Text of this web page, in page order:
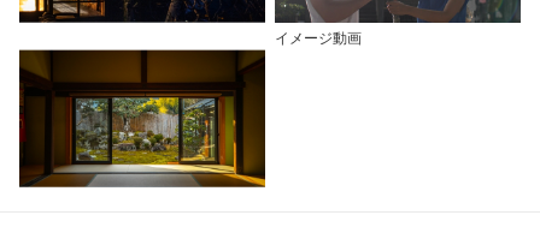
イメージ動画